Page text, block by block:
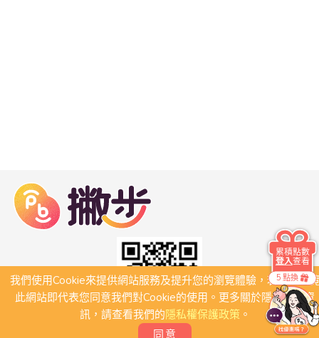
我們使用Cookie來提供網站服務及提升您的瀏覽體驗，若繼續瀏
此網站即代表您同意我們對Cookie的使用。更多關於隱私保護資
訊，請查看我們的隱私權保護政策。
同意
5 點換
累積點數
登入查看